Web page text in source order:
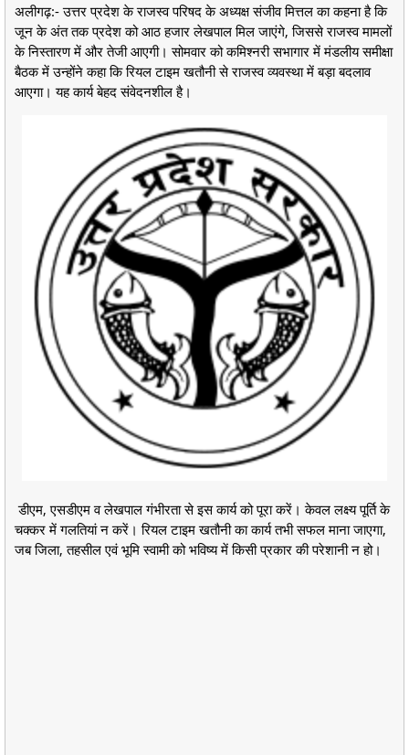
अलीगढ़:- उत्तर प्रदेश के राजस्व परिषद के अध्यक्ष संजीव मित्तल का कहना है कि
जून के अंत तक प्रदेश को आठ हजार लेखपाल मिल जाएंगे, जिससे राजस्व मामलों
के निस्तारण में और तेजी आएगी। सोमवार को कमिश्नरी सभागार में मंडलीय समीक्षा
बैठक में उन्होंने कहा कि रियल टाइम खतौनी से राजस्व व्यवस्था में बड़ा बदलाव
आएगा। यह कार्य बेहद संवेदनशील है।
डीएम, एसडीएम व लेखपाल गंभीरता से इस कार्य को पूरा करें। केवल लक्ष्य पूर्ति के
चक्कर में गलतियां न करें। रियल टाइम खतौनी का कार्य तभी सफल माना जाएगा,
जब जिला, तहसील एवं भूमि स्वामी को भविष्य में किसी प्रकार की परेशानी न हो।